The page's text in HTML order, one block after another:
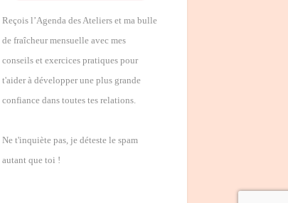
Reçois l’Agenda des Ateliers et ma bulle
de fraîcheur mensuelle avec mes
conseils et exercices pratiques pour
t'aider à développer une plus grande
confiance dans toutes tes relations.
Ne t'inquiète pas, je déteste le spam
autant que toi !